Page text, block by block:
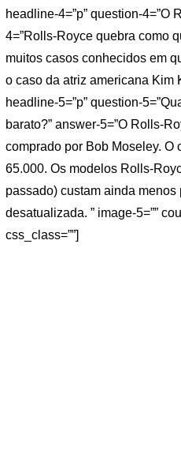
headline-4=”p” question-4=”O
4=”Rolls-Royce quebra como
muitos casos conhecidos em
o caso da atriz americana Kim
headline-5=”p” question-
barato?” answer-5=”O Rolls-
comprado por Bob Moseley. O
65.000. Os modelos Rolls-
passado) custam ainda
desatualizada. ” image-5=””
css_class=””]